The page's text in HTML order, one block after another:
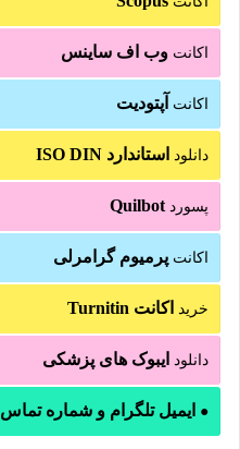
اکانت وب اف ساینس
اکانت آپتودیت
دانلود استاندارد ISO DIN
پسورد Quilbot
اکانت پرمیوم گرامرلی
خرید اکانت Turnitin
دانلود ایبوک های پزشکی
● ایمیل تلگرام و شماره تماس